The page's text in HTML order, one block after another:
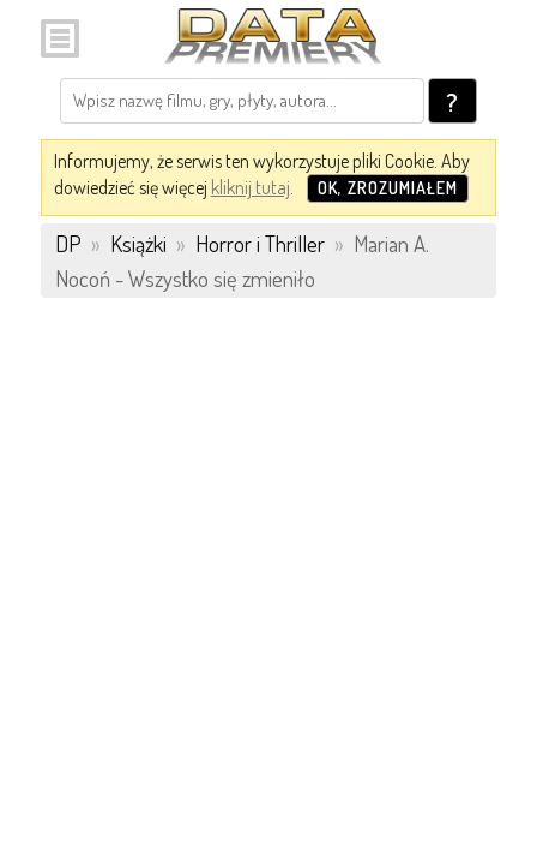
?
Informujemy, że serwis ten wykorzystuje pliki Cookie. Aby
dowiedzieć się więcej kliknij tutaj. OK, ZROZUMIAŁEM
DP » Książki » Horror i Thriller » Marian A.
Nocoń - Wszystko się zmieniło